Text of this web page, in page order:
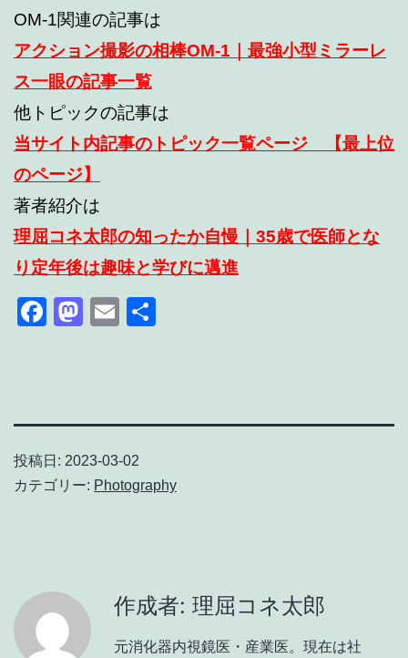
OM-1関連の記事は
アクション撮影の相棒OM-1｜最強小型ミラーレ
ス一眼の記事一覧
他トピックの記事は
当サイト内記事のトピック一覧ページ 【最上位
のページ】
著者紹介は
理屈コネ太郎の知ったか自慢｜35歳で医師とな
り定年後は趣味と学びに邁進
Facebook
Mastodon
Email
投稿日: 2023-03-02
カテゴリー: Photography
作成者: 理屈コネ太郎
元消化器内視鏡医・産業医。現在は社